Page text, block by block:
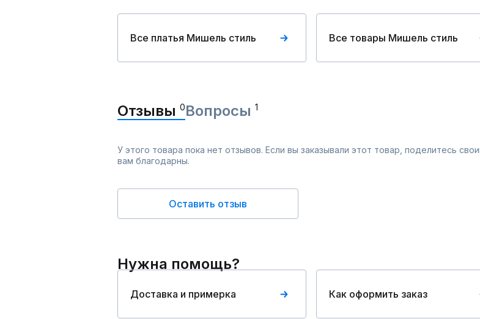
Все платья Мишель стиль Все товары Мишель стиль
Отзывы 0Вопросы 1
У этого товара пока нет отзывов. Если вы заказывали этот товар, поделитесь
вам благодарны.
Оставить отзыв
Нужна помощь?
Доставка и примерка Как оформить заказ